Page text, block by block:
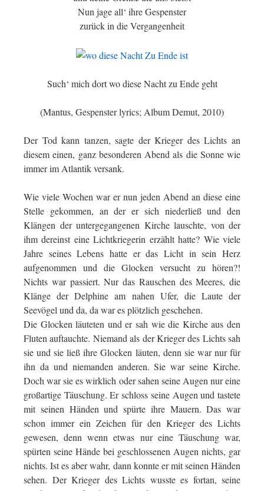
Nun jage all‘ ihre Gespenster
zurück in die Vergangenheit
Such‘ mich dort wo diese Nacht zu Ende geht
(Mantus, Gespenster lyrics; Album Demut, 2010)
Der Tod kann tanzen, sagte der Krieger des Lichts an
diesem einen, ganz besonderen Abend als die Sonne wie
immer im Atlantik versank.
Wie viele Wochen war er nun jeden Abend an diese eine
Stelle gekommen, an der er sich niederließ und den
Klängen der untergegangenen Kirche lauschte, von der
ihm dereinst eine Lichtkriegerin erzählt hatte? Wie viele
Jahre seines Lebens hatte er das Licht in sein Herz
aufgenommen und die Glocken versucht zu hören?!
Nichts war passiert. Nur das Rauschen des Meeres, die
Klänge der Delphine am nahen Ufer, die Laute der
Seevögel und da, da war es plötzlich geschehen.
Die Glocken läuteten und er sah wie die Kirche aus den
Fluten auftauchte. Niemand als der Krieger des Lichts sah
sie und sie ließ ihre Glocken läuten, denn sie war nur für
ihn da und niemanden anderen. Sie war seine Kirche.
Doch war sie es wirklich oder sahen seine Augen nur eine
großartige Täuschung. Er schloss seine Augen und tastete
mit seinen Händen und spürte ihre Mauern. Das war
schon immer ein Zeichen für den Krieger des Lichts
gewesen, denn wenn etwas nur eine Täuschung war,
spürten seine Hände bei geschlossenen Augen nichts, gar
nichts. Ist es aber wahr, dann konnte er mit seinen Händen
sehen. Der Krieger des Lichts wusste es fortan, seine